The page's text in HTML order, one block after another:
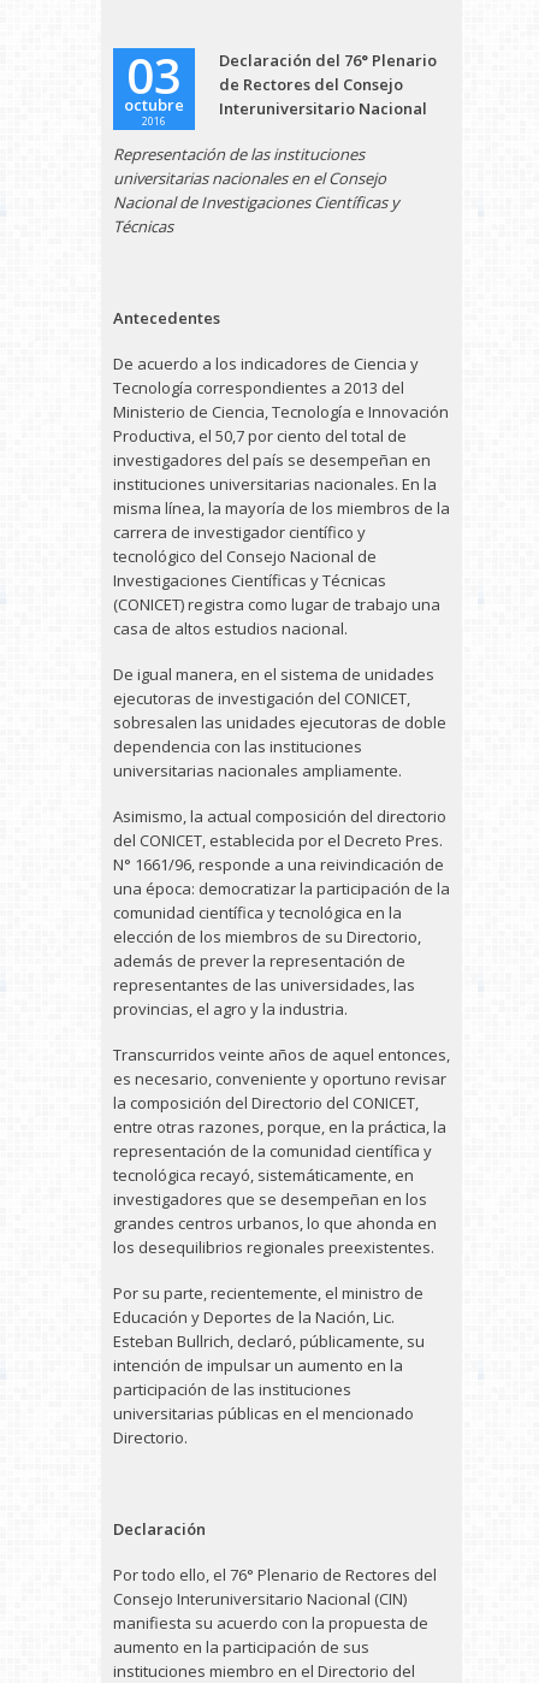
03
octubre
2016
Declaración del 76° Plenario
de Rectores del Consejo
Interuniversitario Nacional
Representación de las instituciones
universitarias nacionales en el Consejo
Nacional de Investigaciones Científicas y
Técnicas
Antecedentes
De acuerdo a los indicadores de Ciencia y
Tecnología correspondientes a 2013 del
Ministerio de Ciencia, Tecnología e Innovación
Productiva, el 50,7 por ciento del total de
investigadores del país se desempeñan en
instituciones universitarias nacionales. En la
misma línea, la mayoría de los miembros de la
carrera de investigador científico y
tecnológico del Consejo Nacional de
Investigaciones Científicas y Técnicas
(CONICET) registra como lugar de trabajo una
casa de altos estudios nacional.
De igual manera, en el sistema de unidades
ejecutoras de investigación del CONICET,
sobresalen las unidades ejecutoras de doble
dependencia con las instituciones
universitarias nacionales ampliamente.
Asimismo, la actual composición del directorio
del CONICET, establecida por el Decreto Pres.
N° 1661/96, responde a una reivindicación de
una época: democratizar la participación de la
comunidad científica y tecnológica en la
elección de los miembros de su Directorio,
además de prever la representación de
representantes de las universidades, las
provincias, el agro y la industria.
Transcurridos veinte años de aquel entonces,
es necesario, conveniente y oportuno revisar
la composición del Directorio del CONICET,
entre otras razones, porque, en la práctica, la
representación de la comunidad científica y
tecnológica recayó, sistemáticamente, en
investigadores que se desempeñan en los
grandes centros urbanos, lo que ahonda en
los desequilibrios regionales preexistentes.
Por su parte, recientemente, el ministro de
Educación y Deportes de la Nación, Lic.
Esteban Bullrich, declaró, públicamente, su
intención de impulsar un aumento en la
participación de las instituciones
universitarias públicas en el mencionado
Directorio.
Declaración
Por todo ello, el 76° Plenario de Rectores del
Consejo Interuniversitario Nacional (CIN)
manifiesta su acuerdo con la propuesta de
aumento en la participación de sus
instituciones miembro en el Directorio del